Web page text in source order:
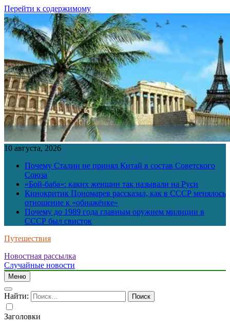
Перейти к содержимому
10 августа, 2026
Почему Сталин не принял Китай в состав Советского
Союза
«Бой-баба»: каких женщин так называли на Руси
Кинокритик Пономарев рассказал, как в СССР менялось
отношение к «обнажёнке»
Почему до 1989 года главным оружием милиции в
СССР был свисток
Путешествия
Новостная рассылка
Случайные новости
Меню
Найти:
Заголовки